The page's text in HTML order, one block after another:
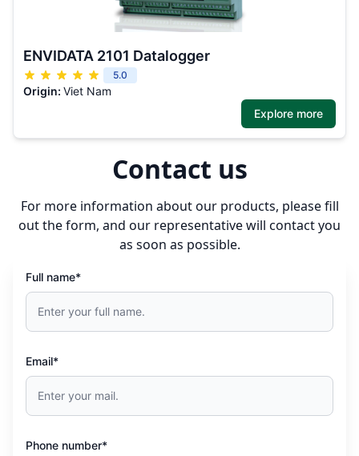
ENVIDATA 2101 Datalogger
5.0
Origin: Viet Nam
Explore more
Contact us
For more information about our products, please fill
out the form, and our representative will contact you
as soon as possible.
Full name*
Email*
Phone number*